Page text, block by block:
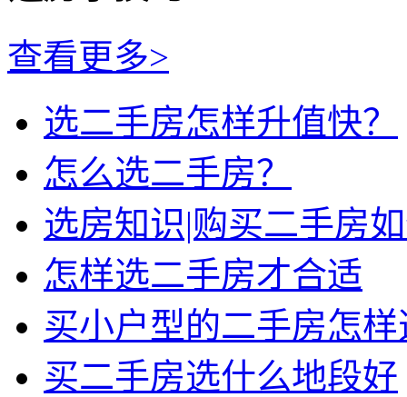
查看更多>
选二手房怎样升值快？
怎么选二手房？
选房知识|购买二手房
怎样选二手房才合适
买小户型的二手房怎样
买二手房选什么地段好